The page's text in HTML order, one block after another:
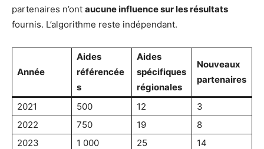
partenaires n’ont aucune influence sur les résultats
fournis. L’algorithme reste indépendant.
Année
Aides
référencée
s
Aides
spécifiques
régionales
Nouveaux
partenaires
2021 500 12
3
2022
750 19
8
2023
1 000 25 14